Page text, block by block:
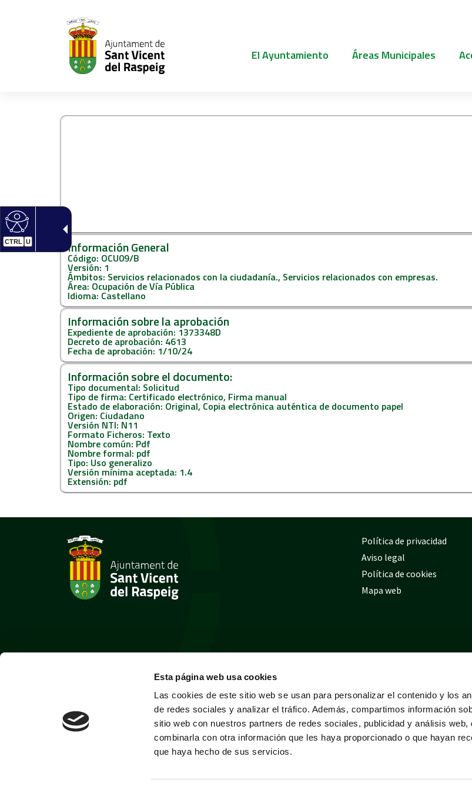
CTRL U
Esta página web usa cookies
Las cookies de este sitio web se usan para personalizar el contenido y los
de redes sociales y analizar el tráfico. Además, compartimos información
sitio web con nuestros partners de redes sociales, publicidad y análisis web,
combinarla con otra información que les haya proporcionado o que hayan
que haya hecho de sus servicios.
El Ayuntamiento Áreas Municipales
Información General
Código: OCU09/B
Versión: 1
Ámbitos: Servicios relacionados con la ciudadanía., Servicios relacionados con empresas.
Área: Ocupación de Vía Pública
Idioma: Castellano
Información sobre la aprobación
Expediente de aprobación: 1373348D
Decreto de aprobación: 4613
Fecha de aprobación: 1/10/24
Información sobre el documento:
Tipo documental: Solicitud
Tipo de firma: Certificado electrónico, Firma manual
Estado de elaboración: Original, Copia electrónica auténtica de documento papel
Origen: Ciudadano
Versión NTI: N11
Formato Ficheros: Texto
Nombre común: Pdf
Nombre formal: pdf
Tipo: Uso generalizo
Versión mínima aceptada: 1.4
Extensión: pdf
Política de privacidad
Aviso legal
Política de cookies
Mapa web